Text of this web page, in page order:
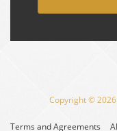
Copyright ©
Terms and Agreements